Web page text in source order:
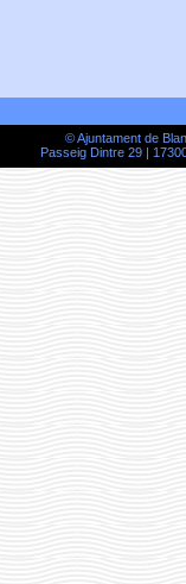
© Ajuntament de
Passeig Dintre 29 |